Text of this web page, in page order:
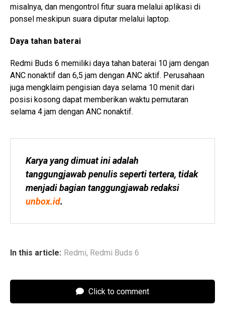
misalnya, dan mengontrol fitur suara melalui aplikasi di
ponsel meskipun suara diputar melalui laptop.
Daya tahan baterai
Redmi Buds 6 memiliki daya tahan baterai 10 jam dengan
ANC nonaktif dan 6,5 jam dengan ANC aktif. Perusahaan
juga mengklaim pengisian daya selama 10 menit dari
posisi kosong dapat memberikan waktu pemutaran
selama 4 jam dengan ANC nonaktif.
Karya yang dimuat ini adalah
tanggungjawab penulis seperti tertera, tidak
unbox.id.
In this article: Redmi, Redmi Buds 6
Click to comment